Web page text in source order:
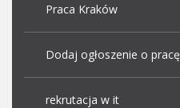
Praca Kraków
Dodaj ogłoszenie o pracę
rekrutacja w it